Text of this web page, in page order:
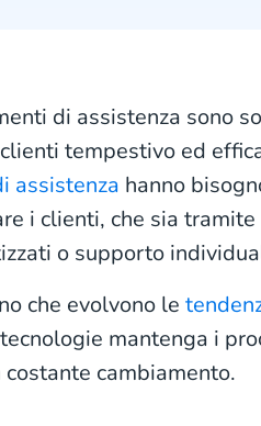
di assistenza sono
tempestivo ed
assistenza hanno
i clienti, che sia
o supporto
che evolvono le
mantenga i
cambiamento.